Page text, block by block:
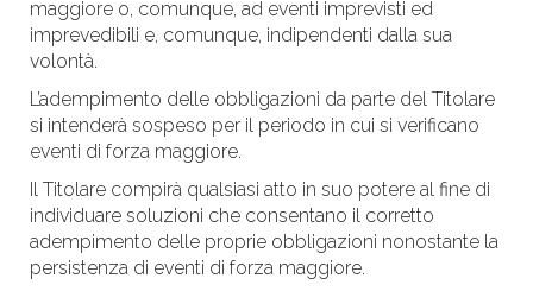
maggiore o, comunque, ad eventi imprevisti ed
imprevedibili e, comunque, indipendenti dalla sua
volontà.
L’adempimento delle obbligazioni da parte del Titolare
si intenderà sospeso per il periodo in cui si verificano
eventi di forza maggiore.
Il Titolare compirà qualsiasi atto in suo potere al fine di
individuare soluzioni che consentano il corretto
adempimento delle proprie obbligazioni nonostante la
persistenza di eventi di forza maggiore.